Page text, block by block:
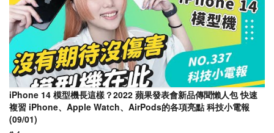
iPhone 14 模型機長這樣？2022 蘋果發表會新品傳聞懶人包 快速
複習 iPhone、Apple Watch、AirPods的各項亮點 科技小電報
(09/01)